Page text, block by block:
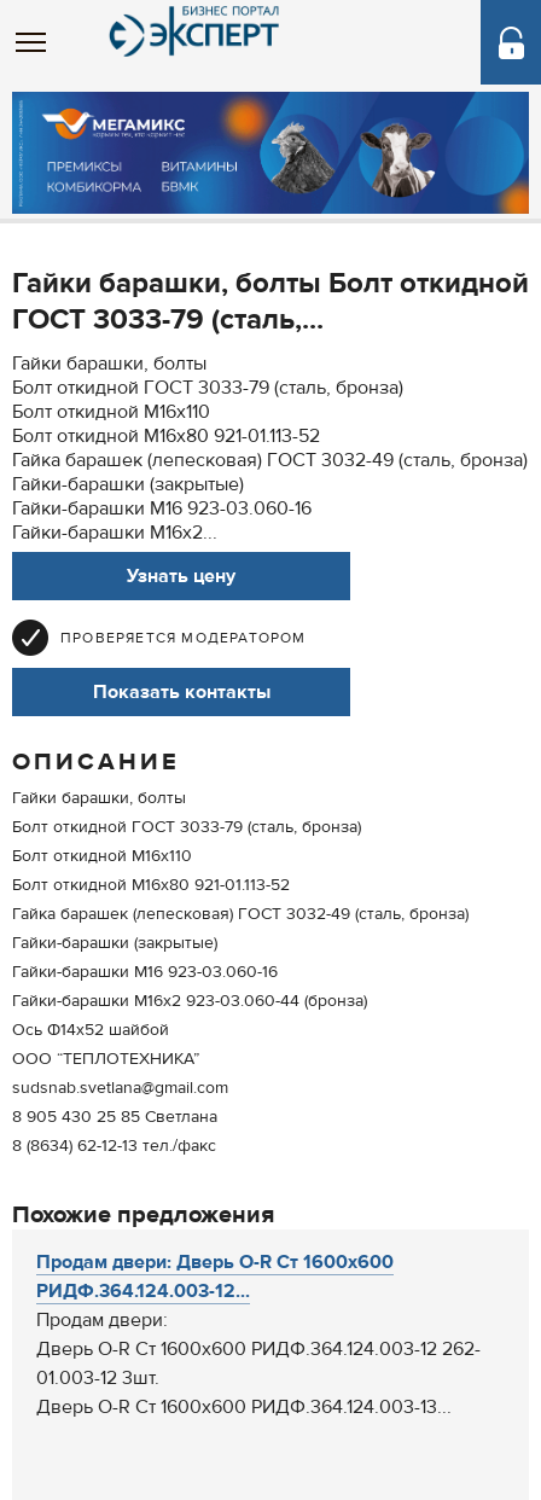
Гайки барашки, болты Болт откидной
ГОСТ 3033-79 (сталь,...
Гайки барашки, болты
Болт откидной ГОСТ 3033-79 (сталь, бронза)
Болт откидной М16х110
Болт откидной М16х80 921-01.113-52
Гайка барашек (лепесковая) ГОСТ 3032-49 (сталь, бронза)
Гайки-барашки (закрытые)
Гайки-барашки M16 923-03.060-16
Гайки-барашки M16х2...
Узнать цену
ПРОВЕРЯЕТСЯ МОДЕРАТОРОМ
Показать контакты
ОПИСАНИЕ
Гайки барашки, болты
Болт откидной ГОСТ 3033-79 (сталь, бронза)
Болт откидной М16х110
Болт откидной М16х80 921-01.113-52
Гайка барашек (лепесковая) ГОСТ 3032-49 (сталь, бронза)
Гайки-барашки (закрытые)
Гайки-барашки M16 923-03.060-16
Гайки-барашки M16х2 923-03.060-44 (бронза)
Ось Ф14х52 шайбой
ООО “ТЕПЛОТЕХНИКА”
sudsnab.svetlana@gmail.com
8 905 430 25 85 Светлана
8 (8634) 62-12-13 тел./факс
Похожие предложения
Продам двери: Дверь О-R Ст 1600х600
РИДФ.364.124.003-12...
Продам двери:
Дверь О-R Ст 1600х600 РИДФ.364.124.003-12 262-
01.003-12 3шт.
Дверь О-R Ст 1600х600 РИДФ.364.124.003-13...